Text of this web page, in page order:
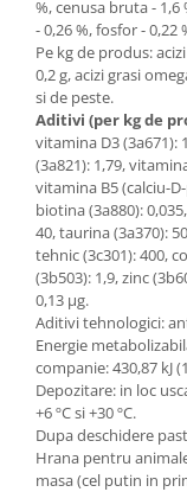
%, cenusa bruta - 1,6
- 0,26 %, fosfor - 0,22
Pe kg de produs:
0,2 g, acizi grasi
si de peste.
Aditivi (per kg de
vitamina D3 (3a671):
(3а821): 1,79,
vitamina В5 (calciu-
biotina (3a880):
40, taurina (3a370):
tehnic (3с301): 400,
(3b503): 1,9, zinc
0,13 μg.
Aditivi tehnologici:
Energie
companie: 430,87 kJ
Depozitare: in loc
+6 ºС si +30 ºС.
Dupa deschidere
Hrana pentru
masa (cel putin in